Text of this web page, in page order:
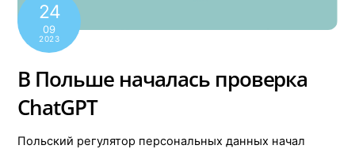
24
09
2023
В Польше началась проверка
ChatGPT
Польский регулятор персональных данных начал